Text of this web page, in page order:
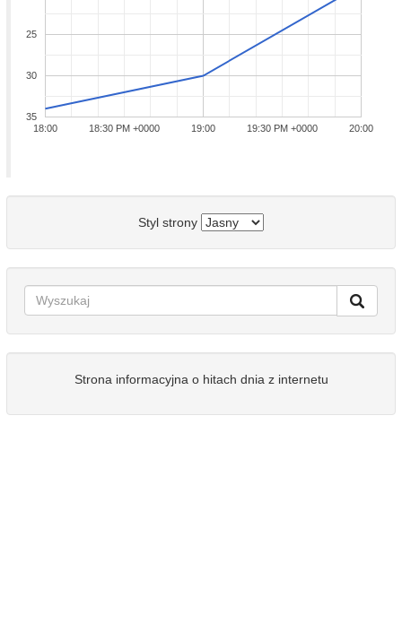
18:00 19:00 20:00
18:30 PM +0000 19:30 PM +0000
25
30
35
Styl strony
Strona informacyjna o hitach dnia z internetu